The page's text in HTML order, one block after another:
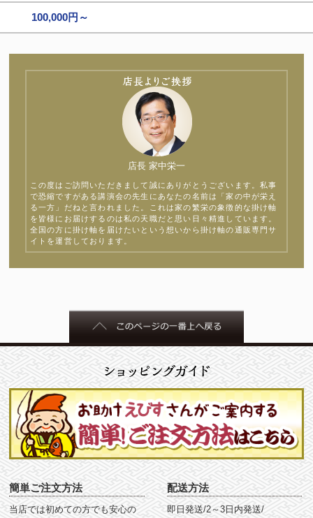
100,000円～
店長 家中栄一
この度はご訪問いただきまして誠にありがとうございます。私事
で恐縮ですがある講演会の先生にあなたの名前は「家の中が栄え
る一方」だねと言われました。これは家の繁栄の象徴的な掛け軸
を皆様にお届けするのは私の天職だと思い日々精進しています。
全国の方に掛け軸を届けたいという想いから掛け軸の通販専門サ
イトを運営しております。
簡単ご注文方法
当店では初めての方でも安心の
配送方法
即日発送/2～3日内発送/